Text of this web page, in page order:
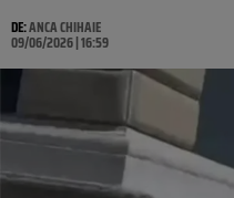
DE:ANCA CHIHAIE
09/06/2026 | 16:59